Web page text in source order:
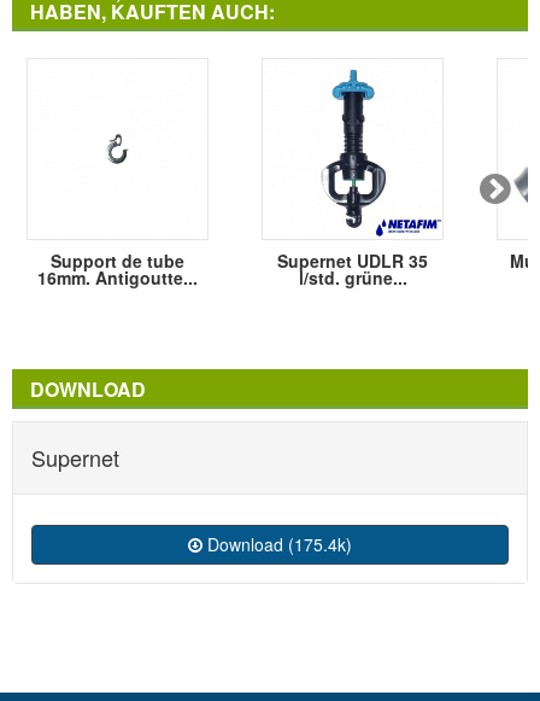
HABEN, KAUFTEN AUCH:
Support de tube
16mm. Antigoutte...
Supernet UDLR 35
l/std. grüne...
DOWNLOAD
Supernet
Download (175.4k)